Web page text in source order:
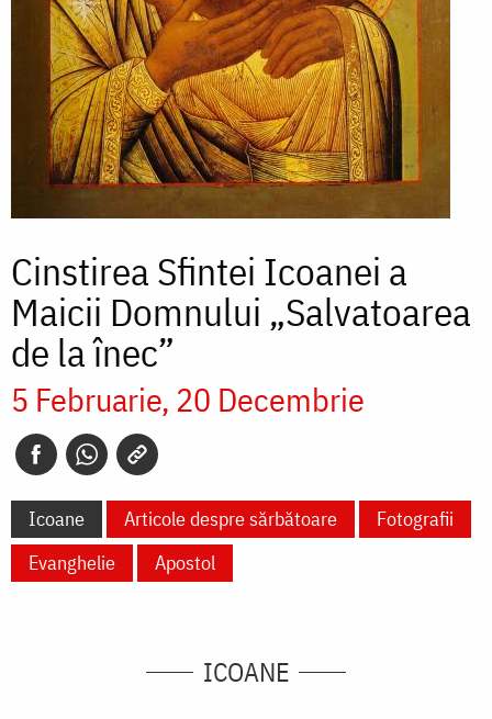
Cinstirea Sfintei Icoanei a
Maicii Domnului „Salvatoarea
de la înec”
5 Februarie 20 Decembrie
Icoane Articole despre sărbătoare
Fotografii
Evanghelie
Apostol
ICOANE